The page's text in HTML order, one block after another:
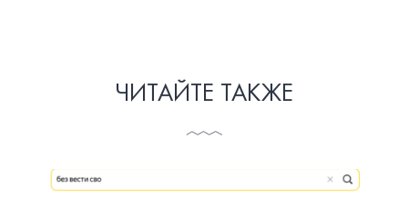
ЧИТАЙТЕ ТАКЖЕ